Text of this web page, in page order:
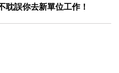
誤你去新單位工作！